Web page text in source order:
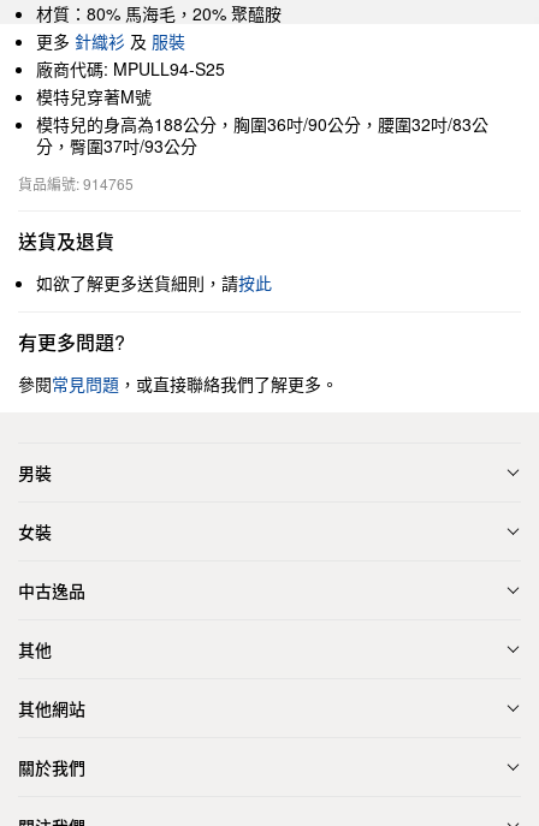
材質：80% 馬海毛，20% 聚醯胺
更多 針織衫 及 服裝
廠商代碼: MPULL94-S25
模特兒穿著M號
模特兒的身高為188公分，胸圍36吋/90公分，腰圍32吋/83公
分，臀圍37吋/93公分
貨品編號: 914765
送貨及退貨
如欲了解更多送貨細則，請按此
有更多問題?
參閱常見問題 ，或直接聯絡我們了解更多。
男裝
女裝
中古逸品
其他
其他網站
關於我們